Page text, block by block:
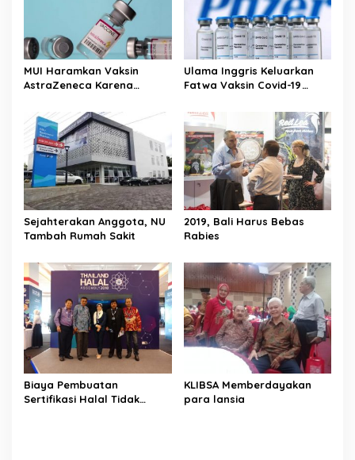
MUI Haramkan Vaksin
AstraZeneca Karena
Ulama Inggris Keluarkan
Fatwa Vaksin Covid-19
Halal
Sejahterakan Anggota, NU
Tambah Rumah Sakit
2019, Bali Harus Bebas
Rabies
Biaya Pembuatan
Sertifikasi Halal Tidak
KLIBSA Memberdayakan
para lansia